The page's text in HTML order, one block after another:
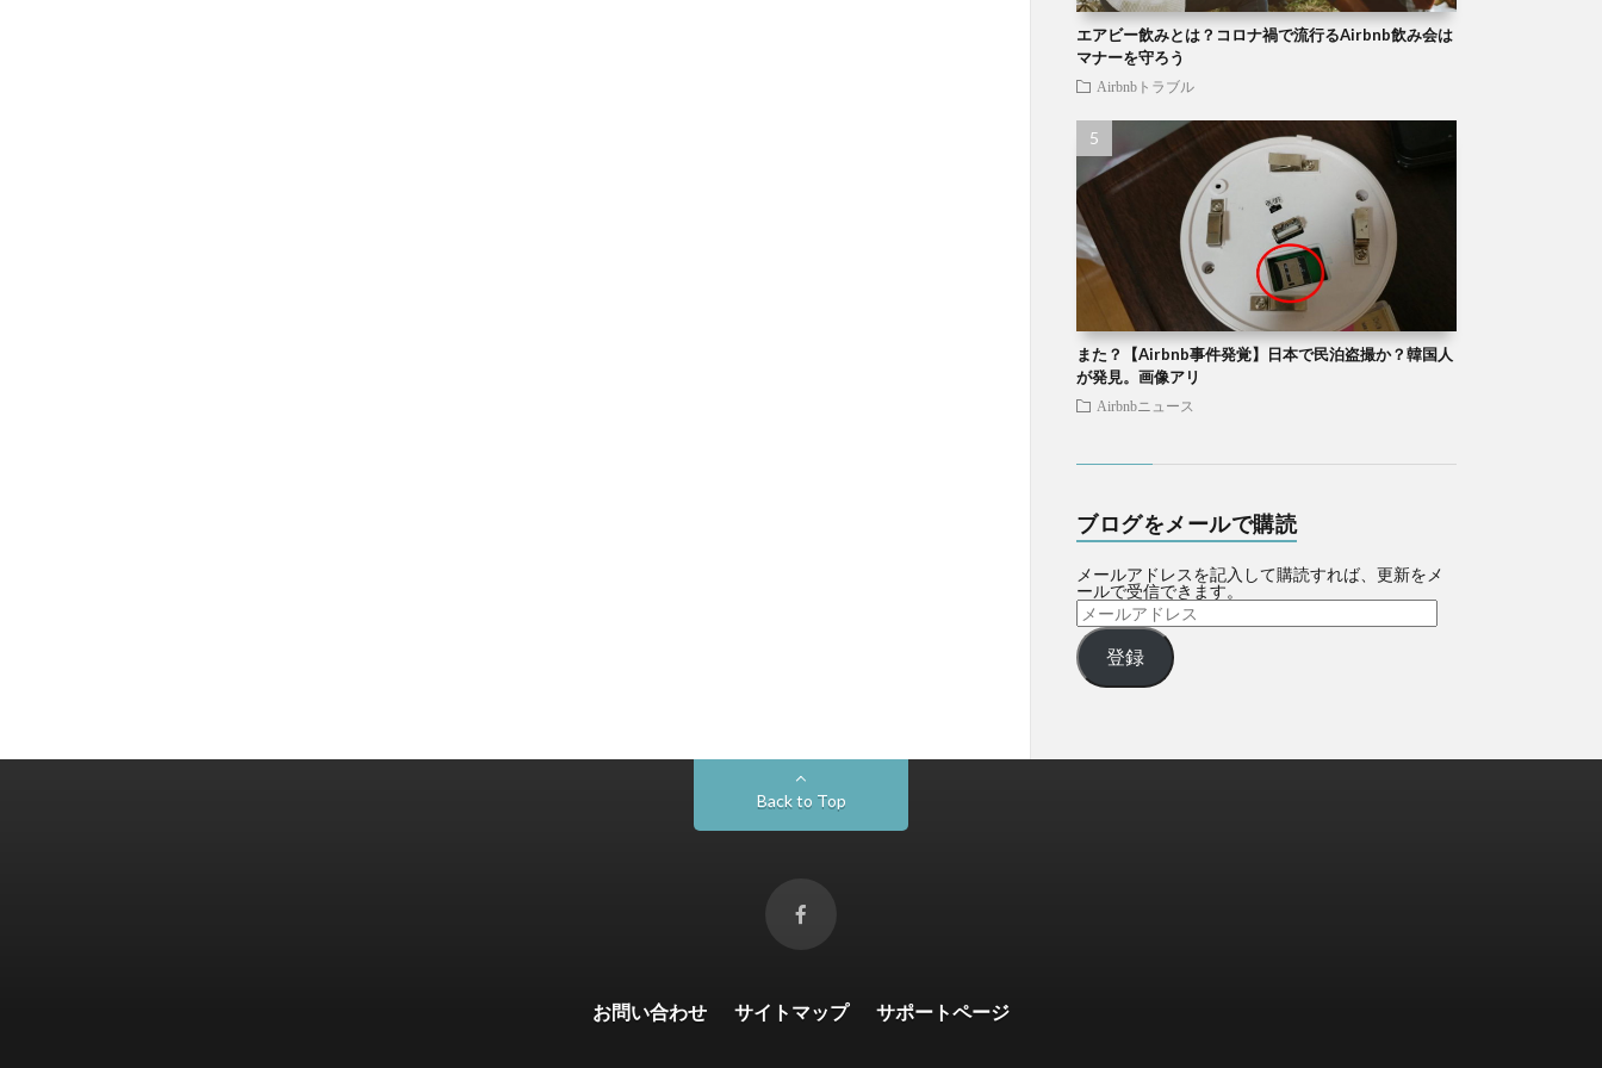
エアビー飲みとは？コロナ禍で流行るAirbnb飲み会は
マナーを守ろう
Airbnbトラブル
また？【Airbnb事件発覚】日本で民泊盗撮か？韓国人
が発見。画像アリ
Airbnbニュース
ブログをメールで購読
メールアドレスを記入して購読すれば、更新をメ
ールで受信できます。
登録
Back to Top
お問い合わせ サイトマップ サポートページ